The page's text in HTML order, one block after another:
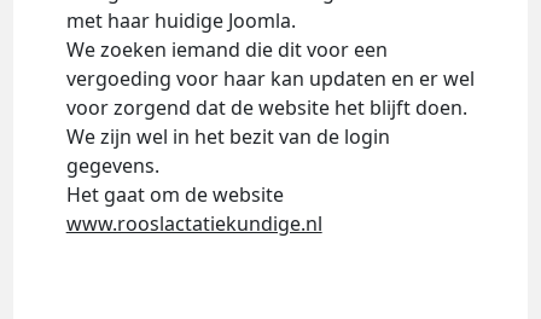
met haar huidige Joomla.
We zoeken iemand die dit voor een
vergoeding voor haar kan updaten en er wel
voor zorgend dat de website het blijft doen.
We zijn wel in het bezit van de login
gegevens.
Het gaat om de website
www.rooslactatiekundige.nl